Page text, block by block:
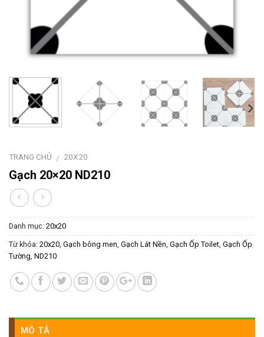
TRANG CHỦ / 20X20
Gạch 20×20 ND210
Danh mục: 20x20
Từ khóa: 20x20 Gạch bông men Gạch Lát Nền Gạch Ốp Toilet Gạch Ốp
Tường ND210
MÔ TẢ